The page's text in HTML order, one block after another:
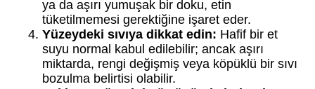
ya da aşırı yumuşak bir doku, etin
tüketilmemesi gerektiğine işaret eder.
Yüzeydeki sıvıya dikkat edin: Hafif bir et
suyu normal kabul edilebilir; ancak aşırı
miktarda, rengi değişmiş veya köpüklü bir sıvı
bozulma belirtisi olabilir.